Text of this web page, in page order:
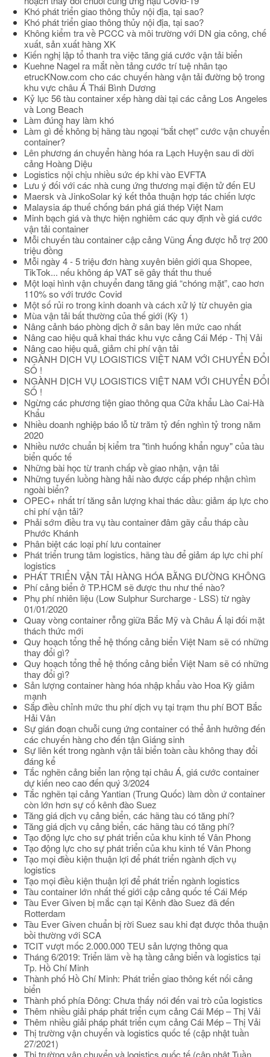
Khó phát triển giao thông thủy nội địa, tại sao?
Khó phát triển giao thông thủy nội địa, tại sao?
Không kiểm tra về PCCC và môi trường với DN gia công, chế
xuất, sản xuất hàng XK
Kiến nghị lập tổ thanh tra việc tăng giá cước vận tải biển
Kuehne Nagel ra mắt nền tảng cước trí tuệ nhân tạo
etrucKNow.com cho các chuyến hàng vận tải đường bộ trong
khu vực châu Á Thái Bình Dương
Kỷ lục 56 tàu container xếp hàng dài tại các cảng Los Angeles
và Long Beach
Làm đúng hay làm khó
Làm gì để không bị hãng tàu ngoại “bắt chẹt” cước vận chuyển
container?
Lên phương án chuyển hàng hóa ra Lạch Huyện sau di dời
cảng Hoàng Diệu
Logistics nội chịu nhiều sức ép khi vào EVFTA
Lưu ý đối với các nhà cung ứng thương mại điện tử đến EU
Maersk và JinkoSolar ký kết thỏa thuận hợp tác chiến lược
Malaysia áp thuế chống bán phá giá thép Việt Nam
Minh bạch giá và thực hiện nghiêm các quy định về giá cước
vận tải container
Mỗi chuyến tàu container cập cảng Vũng Áng được hỗ trợ 200
triệu đồng
Mỗi ngày 4 - 5 triệu đơn hàng xuyên biên giới qua Shopee,
TikTok... nếu không áp VAT sẽ gây thất thu thuế
Một loại hình vận chuyển đang tăng giá “chóng mặt”, cao hơn
110% so với trước Covid
Một số rủi ro trong kinh doanh và cách xử lý từ chuyên gia
Mùa vận tải bất thường của thế giới (Kỳ 1)
Nâng cảnh báo phòng dịch ở sân bay lên mức cao nhất
Nâng cao hiệu quả khai thác khu vực cảng Cái Mép - Thị Vải
Nâng cao hiệu quả, giảm chi phí vận tải
NGÀNH DỊCH VỤ LOGISTICS VIỆT NAM VỚI CHUYỂN ĐỔI
SỐ !
NGÀNH DỊCH VỤ LOGISTICS VIỆT NAM VỚI CHUYỂN ĐỔI
SỐ !
Ngừng các phương tiện giao thông qua Cửa khẩu Lào Cai-Hà
Khẩu
Nhiều doanh nghiệp báo lỗ từ trăm tỷ đến nghìn tỷ trong năm
2020
Nhiều nước chuẩn bị kiểm tra "tình huống khẩn nguy" của tàu
biển quốc tế
Những bài học từ tranh chấp về giao nhận, vận tải
Những tuyến luồng hàng hải nào được cấp phép nhận chìm
ngoài biển?
OPEC+ nhất trí tăng sản lượng khai thác dầu: giảm áp lực cho
chi phí vận tải?
Phải sớm điều tra vụ tàu container đâm gãy cẩu tháp cầu
Phước Khánh
Phân biệt các loại phí lưu container
Phát triển trung tâm logistics, hãng tàu để giảm áp lực chi phí
logistics
PHÁT TRIỂN VẬN TẢI HÀNG HÓA BẰNG ĐƯỜNG KHÔNG
Phí cảng biển ở TP.HCM sẽ được thu như thế nào?
Phụ phí nhiên liệu (Low Sulphur Surcharge - LSS) từ ngày
01/01/2020
Quay vòng container rỗng giữa Bắc Mỹ và Châu Á lại đối mặt
thách thức mới
Quy hoạch tổng thể hệ thống cảng biển Việt Nam sẽ có những
thay đổi gì?
Quy hoạch tổng thể hệ thống cảng biển Việt Nam sẽ có những
thay đổi gì?
Sản lượng container hàng hóa nhập khẩu vào Hoa Kỳ giảm
mạnh
Sắp điều chỉnh mức thu phí dịch vụ tại trạm thu phí BOT Bắc
Hải Vân
Sự gián đoạn chuỗi cung ứng container có thể ảnh hưởng đến
các chuyến hàng cho đến tận Giáng sinh
Sự liên kết trong ngành vận tải biển toàn cầu không thay đổi
đáng kể
Tắc nghẽn cảng biển lan rộng tại châu Á, giá cước container
dự kiến neo cao đến quý 3/2024
Tắc nghẽn tại cảng Yantian (Trung Quốc) làm dồn ứ container
còn lớn hơn sự cố kênh đào Suez
Tăng giá dịch vụ cảng biển, các hãng tàu có tăng phí?
Tăng giá dịch vụ cảng biển, các hãng tàu có tăng phí?
Tạo động lực cho sự phát triển của khu kinh tế Vân Phong
Tạo động lực cho sự phát triển của khu kinh tế Vân Phong
Tạo mọi điều kiện thuận lợi để phát triển ngành dịch vụ
logistics
Tạo mọi điều kiện thuận lợi để phát triển ngành logistics
Tàu container lớn nhất thế giới cập cảng quốc tế Cái Mép
Tàu Ever Given bị mắc cạn tại Kênh đào Suez đã đến
Rotterdam
Tàu Ever Given chuẩn bị rời Suez sau khi đạt được thỏa thuận
bồi thường với SCA
TCIT vượt mốc 2.000.000 TEU sản lượng thông qua
Tháng 6/2019: Triển lãm về hạ tầng cảng biển và logistics tại
Tp. Hồ Chí Minh
Thành phố Hồ Chí Minh: Phát triển giao thông kết nối cảng
biển
Thành phố phía Đông: Chưa thấy nói đến vai trò của logistics
Thêm nhiều giải pháp phát triển cụm cảng Cái Mép – Thị Vải
Thêm nhiều giải pháp phát triển cụm cảng Cái Mép – Thị Vải
Thị trường vận chuyển và logistics quốc tế (cập nhật tuần
27/2021)
Thị trường vận chuyển và logistics quốc tế (cập nhật Tuần